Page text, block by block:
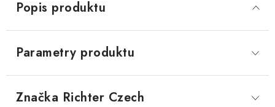
Popis produktu
Parametry produktu
Značka Richter Czech